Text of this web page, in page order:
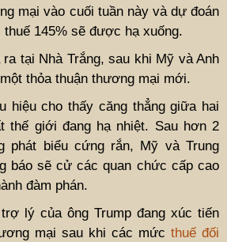
mại vào cuối tuần này và dự đoán
145% sẽ được hạ xuống.
tại Nhà Trắng, sau khi Mỹ và Anh
thỏa thuận thương mại mới.
hiệu cho thấy căng thẳng giữa hai
thế giới đang hạ nhiệt. Sau hơn 2
phát biểu cứng rắn, Mỹ và Trung
báo sẽ cử các quan chức cấp cao
đàm phán.
lý của ông Trump đang xúc tiến
mại sau khi các mức thuế đối